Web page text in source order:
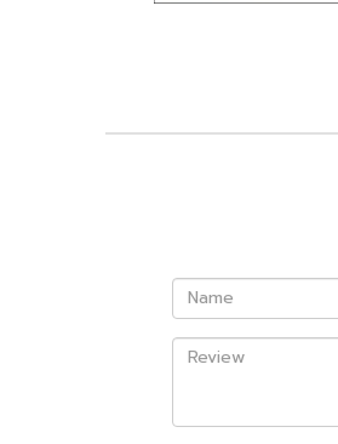
Name
Review